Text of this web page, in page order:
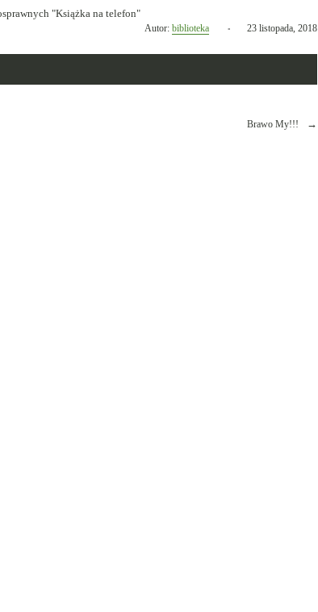
Autor: bibliotekaOpublikowano
dniu
23 listopada, 2018
Brawo My!!!